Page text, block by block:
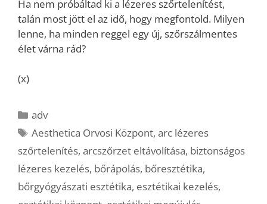
Ha nem próbáltad ki a lézeres szőrtelenítést,
talán most jött el az idő, hogy megfontold. Milyen
lenne, ha minden reggel egy új, szőrszálmentes
élet várna rád?
(x)
Kategória
adv
Címkék
Aesthetica Orvosi Központ,arc lézeres
szőrtelenítés, arcszőrzet eltávolítása, biztonságos
lézeres kezelés, bőrápolás, bőresztétika,
bőrgyógyászati esztétika, esztétikai kezelés,